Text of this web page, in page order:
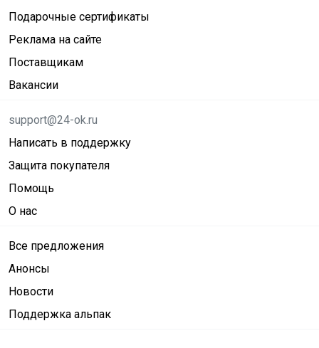
Подарочные сертификаты
Реклама на сайте
Поставщикам
Вакансии
support@24-ok.ru
Написать в поддержку
Защита покупателя
Помощь
О нас
Все предложения
Анонсы
Новости
Поддержка альпак